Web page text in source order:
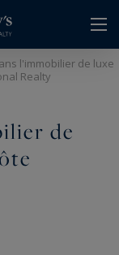
l'immobilier de luxe
Realty
de